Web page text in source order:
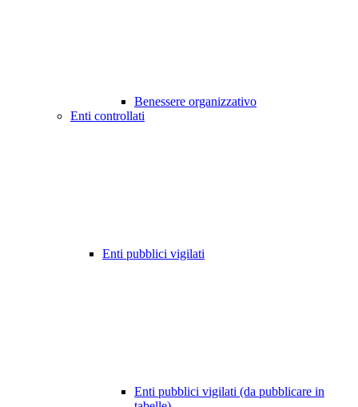
Benessere organizzativo
Enti controllati
Enti pubblici vigilati
Enti pubblici vigilati (da pubblicare in